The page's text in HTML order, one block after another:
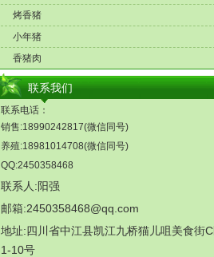
烤香猪
小年猪
香猪肉
联系我们
联系电话：
销售:18990242817(微信同号)
养殖:18981014708(微信同号)
QQ:2450358468
联系人:阳强
邮箱:2450358468@qq.com
地址:四川省中江县凯江九桥猫儿咀美食街C
1-10号